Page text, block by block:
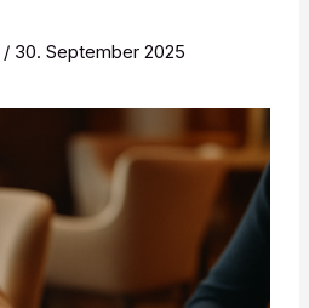
/ 30. September 2025